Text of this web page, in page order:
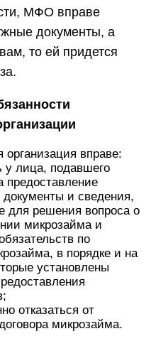
МФО вправе
документы, а
то ей придется
вправе:
у лица, подавшего
предоставление
и сведения,
для решения вопроса о
микрозайма и
по
в порядке и на
установлены
отказаться от
микрозайма.